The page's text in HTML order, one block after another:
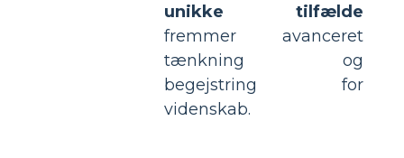
unikke tilfælde
fremmer avanceret
tænkning og
begejstring for
videnskab.